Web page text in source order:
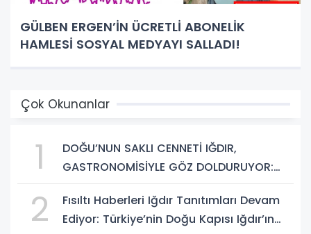
GÜLBEN ERGEN’İN ÜCRETLİ ABONELİK
HAMLESİ SOSYAL MEDYAYI SALLADI!
Çok Okunanlar
1
DOĞU’NUN SAKLI CENNETİ IĞDIR,
GASTRONOMİSİYLE GÖZ DOLDURUYOR:
BULUŞMA NOKTASI
2
Fısıltı Haberleri Iğdır Tanıtımları Devam
Ediyor: Türkiye’nin Doğu Kapısı Iğdır’ın